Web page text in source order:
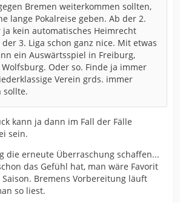
Bremen weiterkommen sollten,
lange Pokalreise geben. Ab der 2.
kein automatisches Heimrecht
3. Liga schon ganz nice. Mit etwas
ein Auswärtsspiel in Freiburg,
Oder so. Finde ja immer
Verein grds. immer
sollte.
kann ja dann im Fall der Fälle
sein.
die erneute Überraschung schaffen...
das Gefühl hat, man wäre Favorit
Bremens Vorbereitung läuft
so liest.